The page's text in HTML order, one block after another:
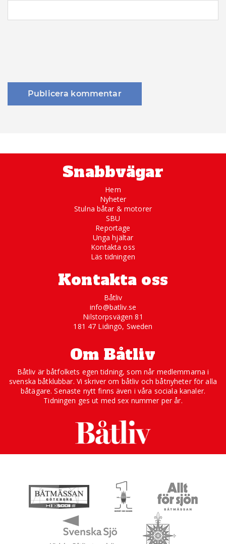
Snabbvägar
Hem
Nyheter
Stulna båtar & motorer
SBU
Reportage
Unga hjältar
Kontakta oss
Läs tidningen
Kontakta oss
Båtliv
info@batliv.se
Nilstorpsvägen 81
181 47 Lidingö, Sweden
Om Båtliv
Båtliv är båtfolkets egen tidning, som når medlemmarna i
svenska båtklubbar. Vi skriver om båtliv och båtnyheter för alla
båtägare. Senaste nytt finns även i våra sociala kanaler.
Tidningen ges ut med sex nummer per år.